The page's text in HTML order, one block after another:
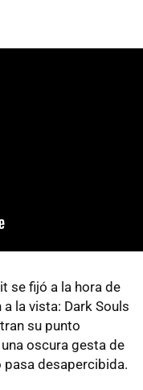
se fijó a la hora de
a la vista: Dark Souls
su punto
oscura gesta de
desapercibida.